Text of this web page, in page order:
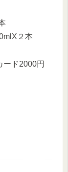
２本
ード2000円